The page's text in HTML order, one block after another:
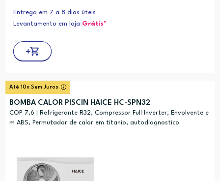
Entrega em 7 a 8 dias úteis
Levantamento em loja Grátis*
Até 10x Sem Juros
BOMBA CALOR PISCIN HAICE HC-SPN32
COP 7,6 | Refrigerante R32, Compressor Full Inverter, Envolvente e
m ABS, Permutador de calor em titanio, autodiagnostico